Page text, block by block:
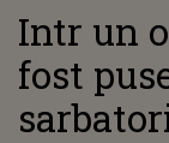
Intr un
fost